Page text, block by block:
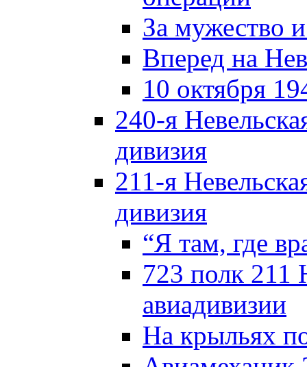
За мужество
Вперед на
10 октября
240-я
дивизия
211-я
дивизия
“Я там, где
723 полк 211
авиадивизии
На крыльях